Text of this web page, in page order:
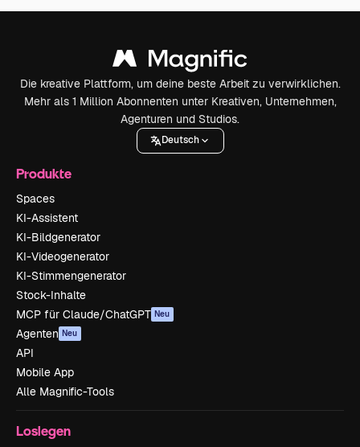
Die kreative Plattform, um deine beste Arbeit zu verwirklichen.
Mehr als 1 Million Abonnenten unter Kreativen, Unternehmen,
Agenturen und Studios.
Deutsch
Produkte
Spaces
KI-Assistent
KI-Bildgenerator
KI-Videogenerator
KI-Stimmengenerator
Stock-Inhalte
MCP für Claude/ChatGPT Neu
Agenten Neu
API
Mobile App
Alle Magnific-Tools
Loslegen